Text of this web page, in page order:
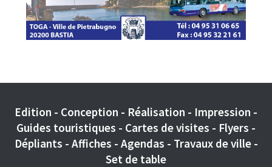
Edition - Conception - Réalisation - Impression -
Guides touristiques - Cartes de visites - Flyers -
Dépliants - Affiches - Agendas - Travaux de ville -
Set de table